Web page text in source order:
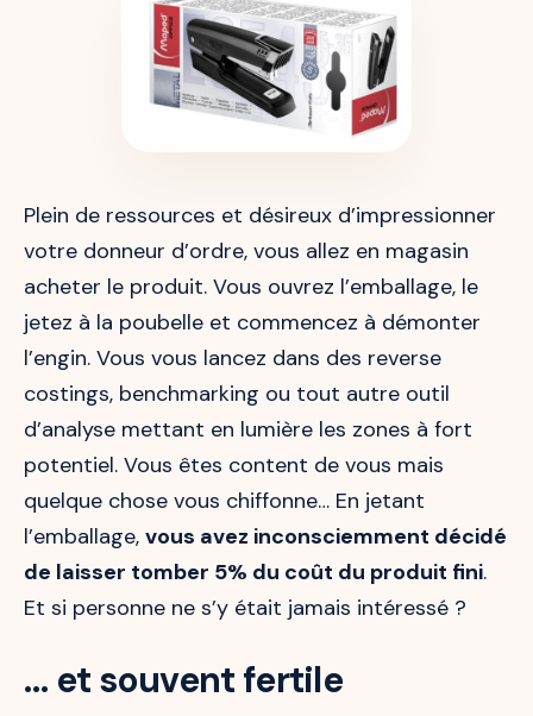
Plein de ressources et désireux d’impressionner
votre donneur d’ordre, vous allez en magasin
acheter le produit. Vous ouvrez l’emballage, le
jetez à la poubelle et commencez à démonter
l’engin. Vous vous lancez dans des reverse
costings, benchmarking ou tout autre outil
d’analyse mettant en lumière les zones à fort
potentiel. Vous êtes content de vous mais
quelque chose vous chiffonne… En jetant
l’emballage, vous avez inconsciemment décidé
de laisser tomber 5% du coût du produit fini.
Et si personne ne s’y était jamais intéressé ?
… et souvent fertile